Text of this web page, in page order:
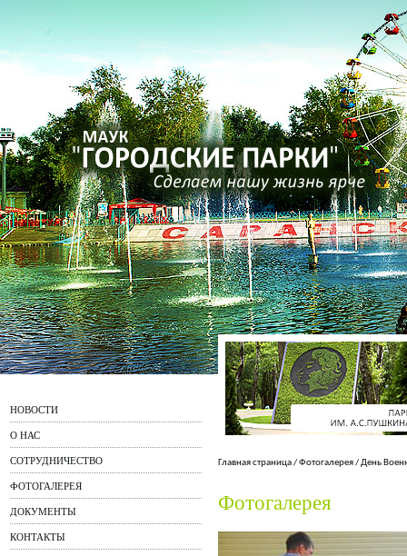
НОВОСТИ
О НАС
СОТРУДНИЧЕСТВО
ФОТОГАЛЕРЕЯ
ДОКУМЕНТЫ
КОНТАКТЫ
Главная страница/Фотогалерея/День
Фотогалерея